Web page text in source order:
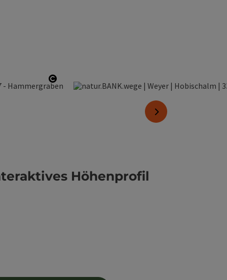
Copyright öffnen
nächstes Element
Höhenprofil